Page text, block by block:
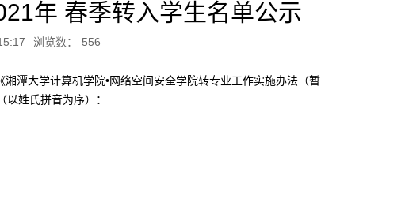
年 春季转入学生名单公示
浏览数： 556
潭大学计算机学院•网络空间安全学院转专业工作实施办法（暂
姓氏拼音为序）：